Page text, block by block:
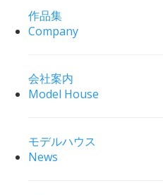
作品集
Company
会社案内
Model House
モデルハウス
News